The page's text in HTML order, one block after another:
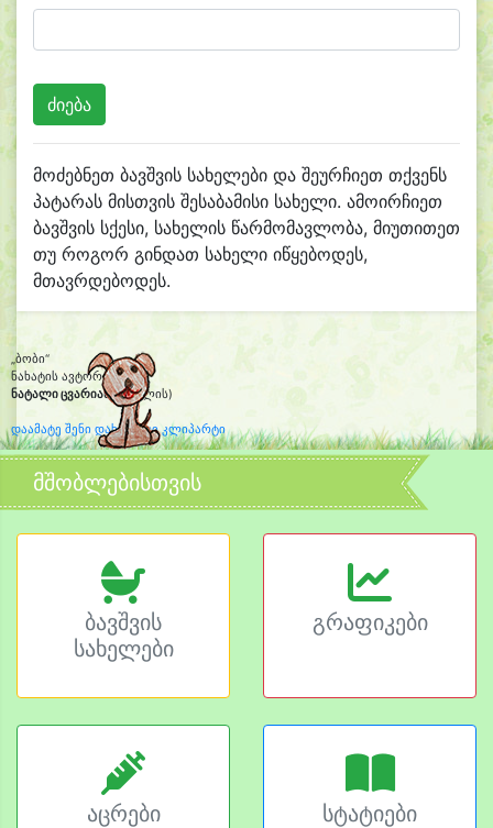
მოძებნეთ ბავშვის სახელები და შეურჩიეთ თქვენს
პატარას მისთვის შესაბამისი სახელი. ამოირჩიეთ
ბავშვის სქესი, სახელის წარმომავლობა, მიუთითეთ
თუ როგორ გინდათ სახელი იწყებოდეს,
მთავრდებოდეს.
„ბობი“
ნახატის ავტორი:
ნატალი ცვარიანი(6 წლის)
დაამატე შენი დახატული კლიპარტი
მშობლებისთვის
ბავშვის
სახელები
გრაფიკები
აცრები სტატიები